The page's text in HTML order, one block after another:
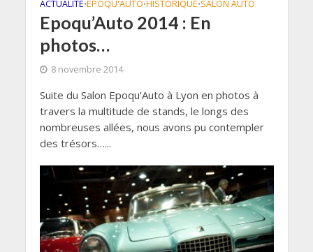
ACTUALITÉ•EPOQU'AUTO•HISTORIQUE•SALON AUTO
Epoqu’Auto 2014 : En
photos…
8 novembre 2014
Suite du Salon Epoqu’Auto à Lyon en photos à
travers la multitude de stands, le longs des
nombreuses allées, nous avons pu contempler
des trésors…...